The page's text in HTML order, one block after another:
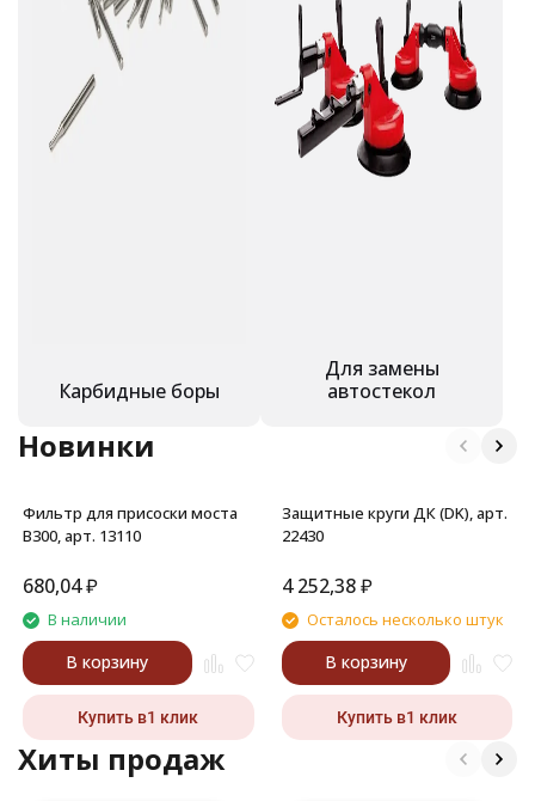
Карбидные боры
Для замены
автостекол
Новинки
Фильтр для присоски моста
В300, арт. 13110
680,04₽
В наличии
В корзину
Купить в1 клик
Защитные круги ДК (DK), арт.
22430
4 252,38 ₽
Осталось несколько штук
В корзину
Купить в1 клик
Хиты продаж